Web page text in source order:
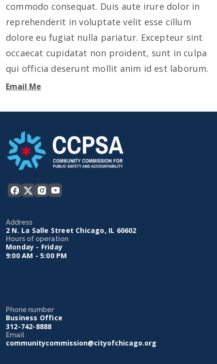
commodo consequat. Duis aute irure dolor in
reprehenderit in voluptate velit esse cillum
dolore eu fugiat nulla pariatur. Excepteur sint
occaecat cupidatat non proident, sunt in culpa
qui officia deserunt mollit anim id est laborum.
Email Me
Address
2 N. La Salle Street Chicago, IL 60602
Hours of operation
Monday - Friday
9:00 AM - 5:00 PM
Phone number
Business Office
312-742-8888
Email
communitycommission@cityofchicago.org